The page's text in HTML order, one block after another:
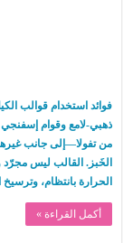
فوائد استخدام قوالب
ذهبي-لامع وقوام
من تفولا—إلى جانب
الخَبز. القالب ليس مجرّد
الحرارة بانتظام،
أكمل القراءة »